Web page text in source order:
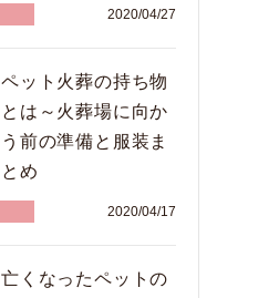
2020/04/27
ペット火葬の持ち物
とは～火葬場に向か
う前の準備と服装ま
とめ
2020/04/17
亡くなったペットの